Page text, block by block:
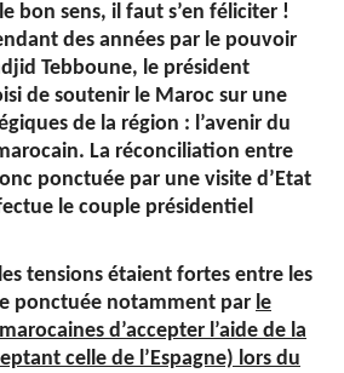
bon sens, il faut s’en féliciter !
des années par le pouvoir
Tebboune, le président
de soutenir le Maroc sur une
de la région : l’avenir du
La réconciliation entre
ponctuée par une visite d’Etat
le couple présidentiel
tensions étaient fortes entre les
ponctuée notamment par le
d’accepter l’aide de la
celle de l’Espagne) lors du